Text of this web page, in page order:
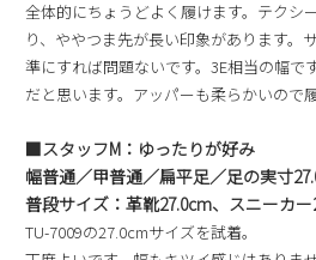
全体的にちょうどよく履けます。テクシ
り、ややつま先が長い印象があります。
準にすれば問題ないです。3E相当の幅で
だと思います。アッパーも柔らかいので
■スタッフM：ゆったりが好み
幅普通／甲普通／扁平足／足の実寸
普段サイズ：革靴27.0cm、スニーカー
TU-7009の27.0cmサイズを試着。